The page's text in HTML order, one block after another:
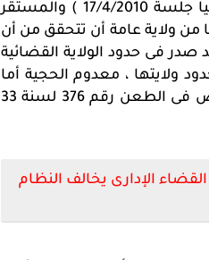
المحكمة الإدارية العليا فى الطعن رقم 9074 لسنة 52 قضائية .عليا جلسة 17/4/2010 ) والمستقر
ولاية عامة أن تتحقق من أن
فى حدود الولاية القضائية
ولايتها ، معدوم الحجية أما
الجهة صاحبة الولاية فى النزاع . (فى هذا المعنى حكم محكمة النقض فى الطعن رقم 376 لسنة 33
الإدارى يخالف النظام